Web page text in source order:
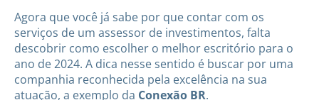
Agora que você já sabe por que contar com os
serviços de um assessor de investimentos, falta
descobrir como escolher o melhor escritório para o
ano de 2024. A dica nesse sentido é buscar por uma
companhia reconhecida pela excelência na sua
atuação, a exemplo da Conexão BR.